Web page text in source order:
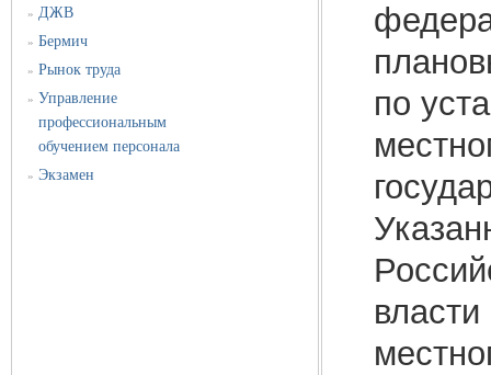
» ДЖВ
» Бермич
» Рынок труда
» Управление
профессиональным
обучением персонала
» Экзамен
по